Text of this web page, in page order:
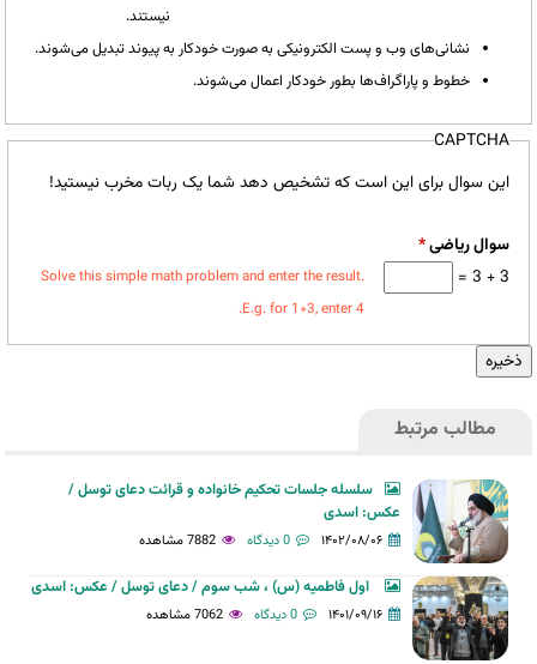
نیستند.
نشانی‌های وب و پست الکترونیکی به صورت خودکار به پیوند تبدیل می‌شوند.
خطوط و پاراگراف‌ها بطور خودکار اعمال می‌شوند.
CAPTCHA
این سوال برای این است که تشخیص دهد شما یک ربات مخرب نیستید!
سوال ریاضی*
3 + 3 =
Solve this simple math problem and enter the result.
E.g. for 1+3, enter 4.
مطالب مرتبط
سلسله جلسات تحکیم خانواده و قرائت دعای توسل /
عکس: اسدی
۱۴۰۲/۰۸/۰۶ 0 دیدگاه 7882 مشاهده
اول فاطمیه (س) ، شب سوم / دعای توسل / عکس: اسدی
۱۴۰۱/۰۹/۱۶ 0 دیدگاه 7062 مشاهده